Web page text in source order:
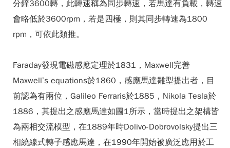
分鐘3600轉，此轉速稱為同步轉速，若馬達有負載，轉速
會略低於3600rpm，若是四極，則其同步轉速為1800
rpm，可依此類推。
Faraday發現電磁感應定理於1831，Maxwell完善
Maxwell’s equations於1860，感應馬達雛型提出者，目
前認為有兩位，Galileo Ferraris於1885，Nikola Tesla於
1886，其提出之感應馬達如圖1所示，當時提出之架構皆
為兩相交流模型，在1889年時Dolivo-Dobrovolsky提出三
相繞線式轉子感應馬達，在1990年開始被廣泛應用於工